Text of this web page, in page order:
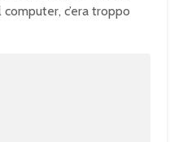
c’era troppo